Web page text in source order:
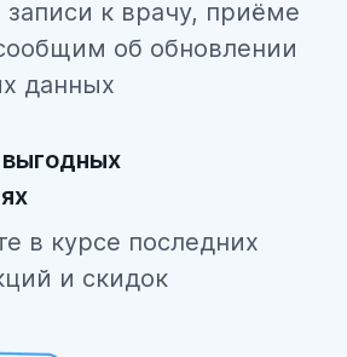
к врачу, приёме
об обновлении
данных
в курсе последних
и скидок